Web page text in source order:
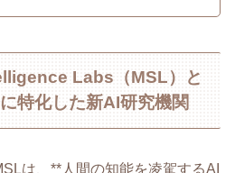
Labs（MSL）と
特化した新AI研究機関
は、**人間の知能を凌駕するAI